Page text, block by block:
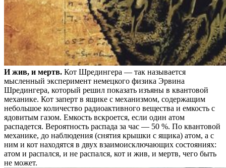
И жив, и мертв. Кот Шредингера — так называется
мысленный эксперимент немецкого физика Эрвина
Шредингера, который решил показать изъяны в квантовой
механике. Кот заперт в ящике с механизмом, содержащим
небольшое количество радиоактивного вещества и емкость с
ядовитым газом. Емкость вскроется, если один атом
распадется. Вероятность распада за час — 50 %. По квантовой
механике, до наблюдения (снятия крышки с ящика) атом, а с
ним и кот находятся в двух взаимоисключающих состояниях:
атом и распался, и не распался, кот и жив, и мертв, чего быть
не может.